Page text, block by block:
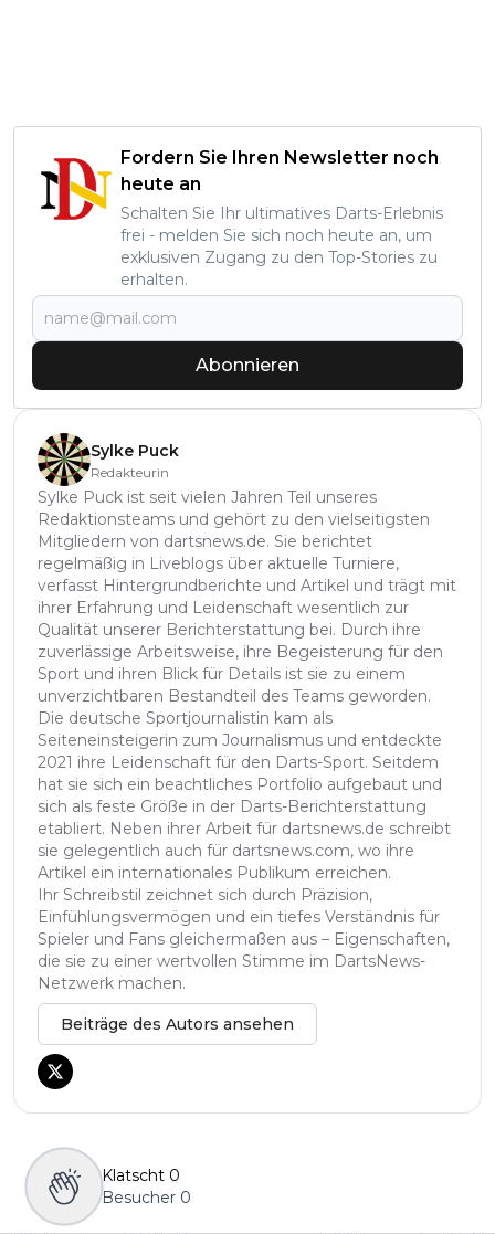
Fordern Sie Ihren Newsletter noch
heute an
Schalten Sie Ihr ultimatives Darts-Erlebnis
frei - melden Sie sich noch heute an, um
exklusiven Zugang zu den Top-Stories zu
erhalten.
Abonnieren
Sylke Puck
Redakteurin
Sylke Puck ist seit vielen Jahren Teil unseres
Redaktionsteams und gehört zu den vielseitigsten
Mitgliedern von dartsnews.de. Sie berichtet
regelmäßig in Liveblogs über aktuelle Turniere,
verfasst Hintergrundberichte und Artikel und trägt mit
ihrer Erfahrung und Leidenschaft wesentlich zur
Qualität unserer Berichterstattung bei. Durch ihre
zuverlässige Arbeitsweise, ihre Begeisterung für den
Sport und ihren Blick für Details ist sie zu einem
unverzichtbaren Bestandteil des Teams geworden.
Die deutsche Sportjournalistin kam als
Seiteneinsteigerin zum Journalismus und entdeckte
2021 ihre Leidenschaft für den Darts-Sport. Seitdem
hat sie sich ein beachtliches Portfolio aufgebaut und
sich als feste Größe in der Darts-Berichterstattung
etabliert. Neben ihrer Arbeit für dartsnews.de schreibt
sie gelegentlich auch für dartsnews.com, wo ihre
Artikel ein internationales Publikum erreichen.
Ihr Schreibstil zeichnet sich durch Präzision,
Einfühlungsvermögen und ein tiefes Verständnis für
Spieler und Fans gleichermaßen aus – Eigenschaften,
die sie zu einer wertvollen Stimme im DartsNews-
Netzwerk machen.
Beiträge des Autors ansehen
Klatscht 0
Besucher 0